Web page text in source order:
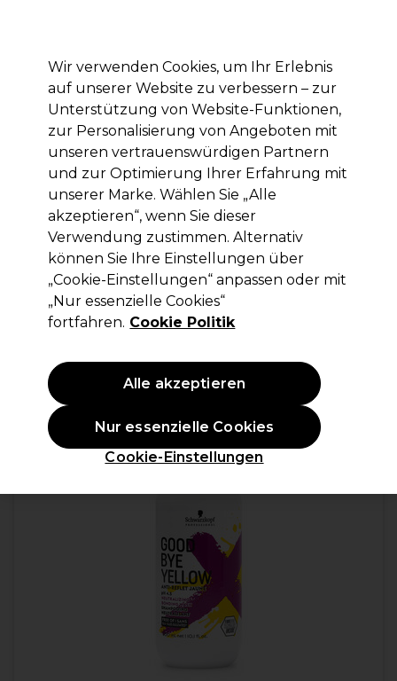
Anmelden
Marken Deals Haare Elektrogeräte Saloneinrichtung
Lieferung und Lieferzeiten
– mehr erfahren
Schwarzkopf Professional
Schwarzkopf Professional Goodbye
Yellow Hochpigmentiertes
Neutralisierendes Shampoo 300ml
(1)
Wir verwenden Cookies, um Ihr Erlebnis
auf unserer Website zu verbessern – zur
Unterstützung von Website-Funktionen,
zur Personalisierung von Angeboten mit
unseren vertrauenswürdigen Partnern
und zur Optimierung Ihrer Erfahrung mit
unserer Marke. Wählen Sie „Alle
akzeptieren“, wenn Sie dieser
Verwendung zustimmen. Alternativ
können Sie Ihre Einstellungen über
„Cookie-Einstellungen“ anpassen oder mit
„Nur essenzielle Cookies“
fortfahren. Cookie Politik
Cookie-Einstellungen
Nur essenzielle Cookies
Alle akzeptieren